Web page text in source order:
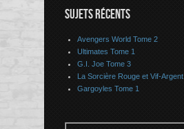
SUJETS RÉCENTS
Avengers World Tome 2
Ultimates Tome 1
G.I. Joe Tome 3
La Sorcière Rouge et Vif-Argent
Gargoyles Tome 1